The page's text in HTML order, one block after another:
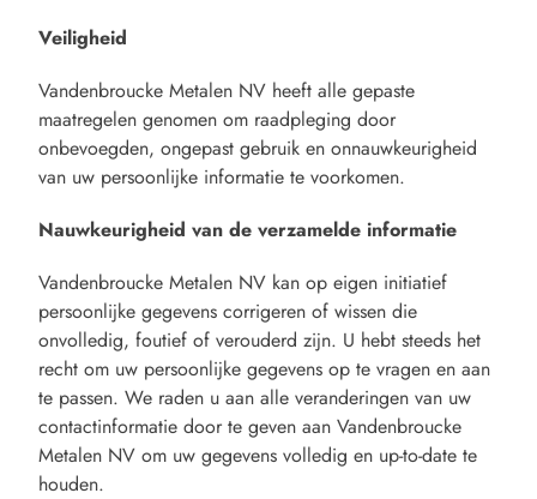
Veiligheid
Vandenbroucke Metalen NV heeft alle gepaste
maatregelen genomen om raadpleging door
onbevoegden, ongepast gebruik en onnauwkeurigheid
van uw persoonlijke informatie te voorkomen.
Nauwkeurigheid van de verzamelde informatie
Vandenbroucke Metalen NV kan op eigen initiatief
persoonlijke gegevens corrigeren of wissen die
onvolledig, foutief of verouderd zijn. U hebt steeds het
recht om uw persoonlijke gegevens op te vragen en aan
te passen. We raden u aan alle veranderingen van uw
contactinformatie door te geven aan Vandenbroucke
Metalen NV om uw gegevens volledig en up-to-date te
houden.